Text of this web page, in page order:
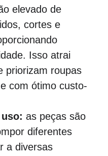
elevado de
cortes e
Isso atrai
priorizam roupas
com ótimo custo-
as peças são
diferentes
a diversas